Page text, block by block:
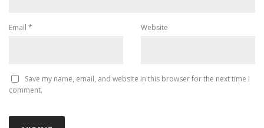
Email * Website
Save my name, email, and website in this browser for the next time I
comment.